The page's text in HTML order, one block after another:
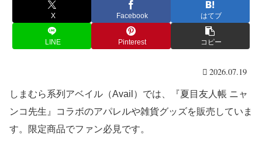
X Facebook はてブ
LINE Pinterest コピー
2026.07.19
しまむら系列アベイル（Avail）では、『夏目友人帳 ニャ
ンコ先生』コラボのアパレルや雑貨グッズを販売していま
す。限定商品でファン必見です。